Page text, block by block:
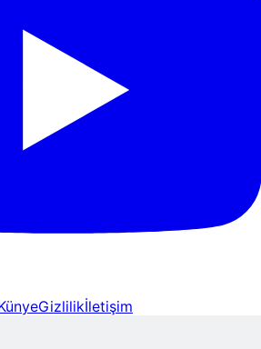
Gizlilikİletişim